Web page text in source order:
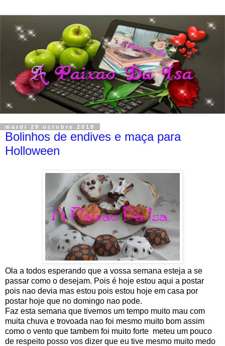
mardi 29 octobre 2019
Bolinhos de endives e maça para
Holloween
Ola a todos esperando que a vossa semana esteja a se
passar como o desejam. Pois é hoje estou aqui a postar
pois nao devia mas estou pois estou hoje em casa por
postar hoje que no domingo nao pode.
Faz esta semana que tivemos um tempo muito mau com
muita chuva e trovoada nao foi mesmo muito bom assim
como o vento que tambem foi muito forte meteu um pouco
de respeito posso vos dizer que eu tive mesmo muito medo